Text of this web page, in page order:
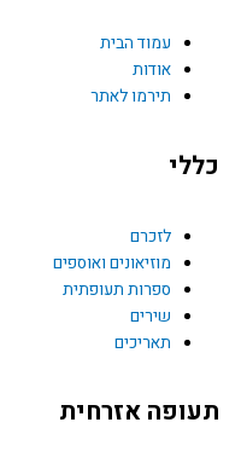
b
o
עמוד הבית
אודות
תירמו לאתר
לזכרם
מוזיאונים ואוספים
ספרות תעופתית
שירים
תאריכים
אזרחית